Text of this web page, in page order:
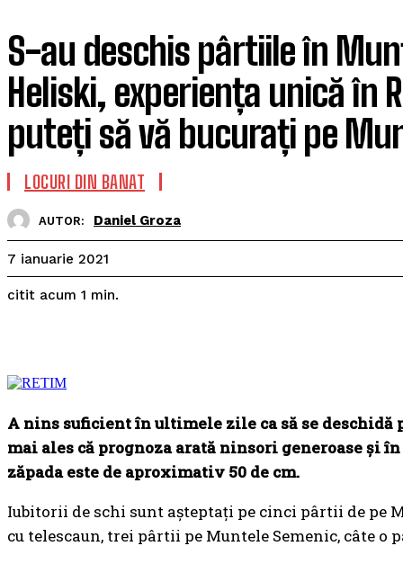
S-au deschis pârtiile în
Heliski, experiența unică în
puteți să vă bucurați pe
LOCURI DIN BANAT
AUTOR: Daniel Groza
7 ianuarie 2021
citit acum 1 min.
A nins suficient în ultimele zile ca să se
mai ales că prognoza arată ninsori generoase şi
zăpada este de aproximativ 50 de cm.
Iubitorii de schi sunt aşteptaţi pe cinci pârtii de pe
cu telescaun, trei pârtii pe Muntele Semenic, câte o